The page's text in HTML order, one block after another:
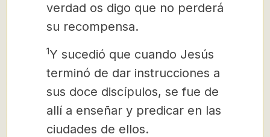
verdad os digo que no perderá
su recompensa.
1Y sucedió que cuando Jesús
terminó de dar instrucciones a
sus doce discípulos, se fue de
allí a enseñar y predicar en las
ciudades de ellos.